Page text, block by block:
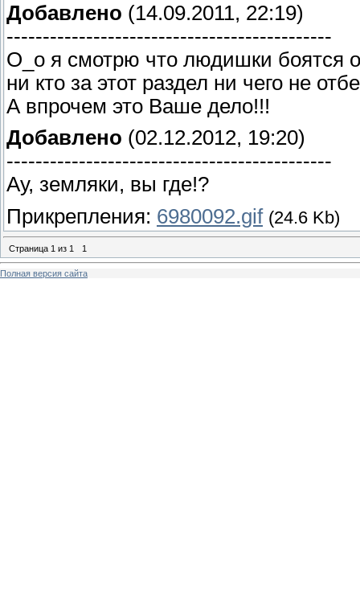
Добавлено (14.09.2011, 22:19)
---------------------------------------------
О_о я смотрю что людишки боятся
ни кто за этот раздел ни чего не
А впрочем это Ваше дело!!!
Добавлено (02.12.2012, 19:20)
---------------------------------------------
Ау, земляки, вы где!?
Прикрепления: 6980092.gif (24.6 Kb)
Страница 1 из 1 1
Полная версия сайта